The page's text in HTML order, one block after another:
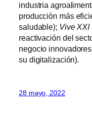
industria
producción más
saludable); Vive XXI
reactivación del
negocio
su digitalización).
28 mayo, 2022